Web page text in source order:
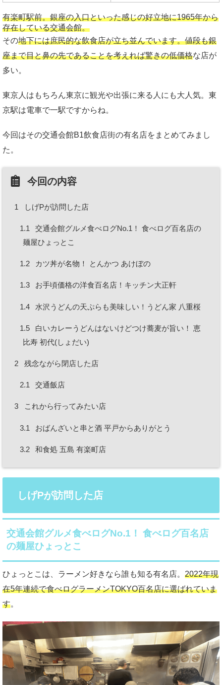
有楽町駅前。銀座の入口といった感じの好立地に1965年から
存在している交通会館。
その地下には庶民的な飲食店が立ち並んでいます。値段も銀
座まで目と鼻の先であることを考えれば驚きの低価格な店が
多い。
東京人はもちろん東京に観光や出張に来る人にも大人気。東
京駅は電車で一駅ですからね。
今回はその交通会館B1飲食店街の有名店をまとめてみまし
た。
今回の内容
1 しげPが訪問した店
1.1
交通会館グルメ食べログNo.1！ 食べログ百名店の
麺屋ひょっとこ
1.2 カツ丼が名物！ とんかつ あけぼの
1.3 お手頃価格の洋食百名店！キッチン大正軒
1.4 水沢うどんの天ぷらも美味しい！うどん家 八重桜
1.5
白いカレーうどんはないけどつけ蕎麦が旨い！ 恵
比寿 初代(しょだい)
2 残念ながら閉店した店
2.1 交通飯店
3 これから行ってみたい店
3.1 おばんざいと串と酒 平戸からありがとう
3.2 和食処 五島 有楽町店
しげPが訪問した店
交通会館グルメ食べログNo.1！ 食べログ百名店
の麺屋ひょっとこ
ひょっとこは、ラーメン好きなら誰も知る有名店。 2022年現
在5年連続で食べログラーメンTOKYO百名店に選ばれていま
す。